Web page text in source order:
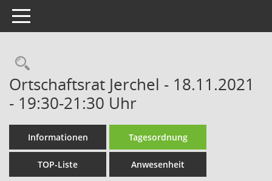
Toggle navigation
Rechercheauswahl
Ortschaftsrat Jerchel - 18.11.2021
- 19:30-21:30 Uhr
Informationen Tagesordnung
TOP-Liste Anwesenheit